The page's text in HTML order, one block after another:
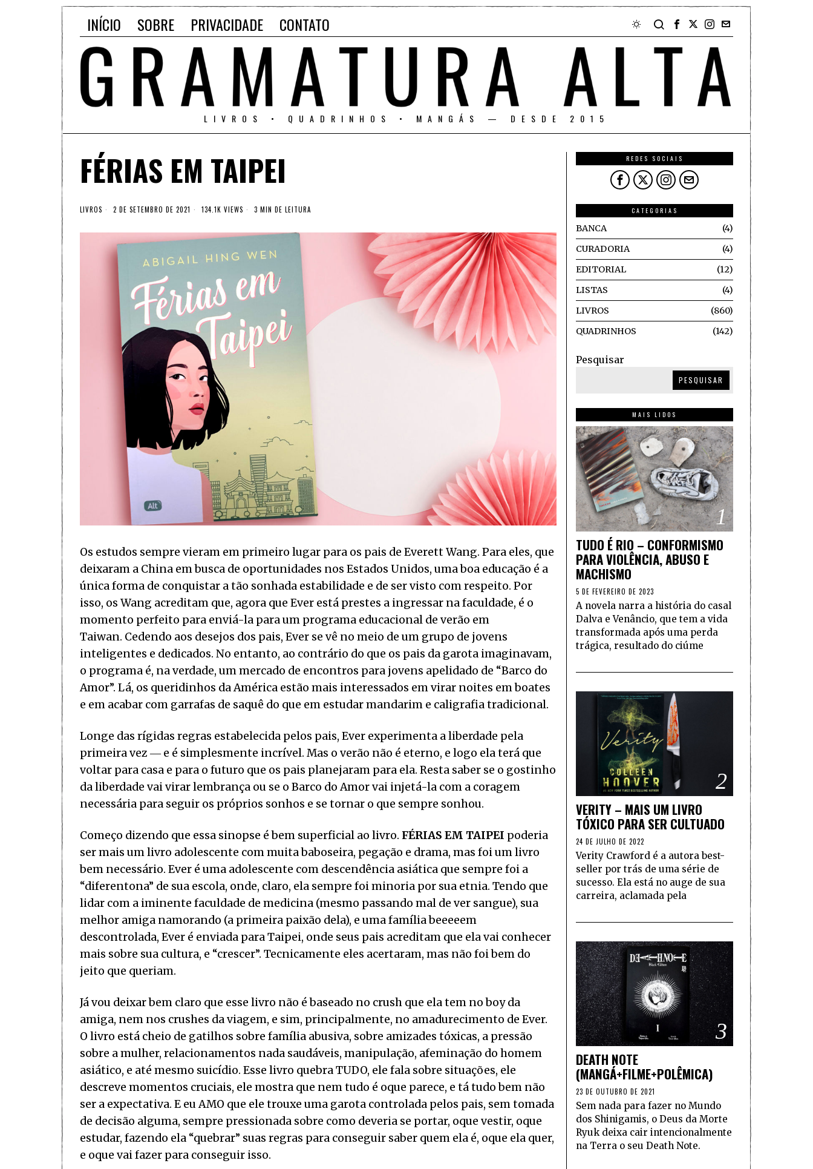
INÍCIO SOBRE PRIVACIDADE CONTATO
LIVROS • QUADRINHOS • MANGÁS — DESDE 2015
FÉRIAS EM TAIPEI
LIVROS 2 DE SETEMBRO DE 2021 134.1K VIEWS 3 MIN DE LEITURA
Os estudos sempre vieram em primeiro lugar para os pais de Everett Wang. Para eles, que
deixaram a China em busca de oportunidades nos Estados Unidos, uma boa educação é a
única forma de conquistar a tão sonhada estabilidade e de ser visto com respeito. Por
isso, os Wang acreditam que, agora que Ever está prestes a ingressar na faculdade, é o
momento perfeito para enviá-la para um programa educacional de verão em
Taiwan. Cedendo aos desejos dos pais, Ever se vê no meio de um grupo de jovens
inteligentes e dedicados. No entanto, ao contrário do que os pais da garota imaginavam,
o programa é, na verdade, um mercado de encontros para jovens apelidado de “Barco do
Amor”. Lá, os queridinhos da América estão mais interessados em virar noites em boates
e em acabar com garrafas de saquê do que em estudar mandarim e caligrafia tradicional.
Longe das rígidas regras estabelecida pelos pais, Ever experimenta a liberdade pela
primeira vez ― e é simplesmente incrível. Mas o verão não é eterno, e logo ela terá que
voltar para casa e para o futuro que os pais planejaram para ela. Resta saber se o gostinho
da liberdade vai virar lembrança ou se o Barco do Amor vai injetá-la com a coragem
necessária para seguir os próprios sonhos e se tornar o que sempre sonhou.
Começo dizendo que essa sinopse é bem superficial ao livro. FÉRIAS EM TAIPEI poderia
ser mais um livro adolescente com muita baboseira, pegação e drama, mas foi um livro
bem necessário. Ever é uma adolescente com descendência asiática que sempre foi a
“diferentona” de sua escola, onde, claro, ela sempre foi minoria por sua etnia. Tendo que
lidar com a iminente faculdade de medicina (mesmo passando mal de ver sangue), sua
melhor amiga namorando (a primeira paixão dela), e uma família beeeeem
descontrolada, Ever é enviada para Taipei, onde seus pais acreditam que ela vai conhecer
mais sobre sua cultura, e “crescer”. Tecnicamente eles acertaram, mas não foi bem do
jeito que queriam.
Já vou deixar bem claro que esse livro não é baseado no crush que ela tem no boy da
amiga, nem nos crushes da viagem, e sim, principalmente, no amadurecimento de Ever.
O livro está cheio de gatilhos sobre família abusiva, sobre amizades tóxicas, a pressão
sobre a mulher, relacionamentos nada saudáveis, manipulação, afeminação do homem
asiático, e até mesmo suicídio. Esse livro quebra TUDO, ele fala sobre situações, ele
descreve momentos cruciais, ele mostra que nem tudo é oque parece, e tá tudo bem não
ser a expectativa. E eu AMO que ele trouxe uma garota controlada pelos pais, sem tomada
de decisão alguma, sempre pressionada sobre como deveria se portar, oque vestir, oque
estudar, fazendo ela “quebrar” suas regras para conseguir saber quem ela é, oque ela quer,
e oque vai fazer para conseguir isso.
REDES SOCIAIS
CATEGORIAS
BANCA
4
CURADORIA
4
EDITORIAL
12
LISTAS
4
LIVROS
860
QUADRINHOS
142
Pesquisar
PESQUISAR
MAIS LIDOS
1
TUDO É RIO – CONFORMISMO
PARA VIOLÊNCIA, ABUSO E
MACHISMO
5 DE FEVEREIRO DE 2023
A novela narra a história do casal
Dalva e Venâncio, que tem a vida
transformada após uma perda
trágica, resultado do ciúme
2
VERITY – MAIS UM LIVRO
TÓXICO PARA SER CULTUADO
24 DE JULHO DE 2022
Verity Crawford é a autora best-
seller por trás de uma série de
sucesso. Ela está no auge de sua
carreira, aclamada pela
3
DEATH NOTE
(MANGÁ+FILME+POLÊMICA)
23 DE OUTUBRO DE 2021
Sem nada para fazer no Mundo
dos Shinigamis, o Deus da Morte
Ryuk deixa cair intencionalmente
na Terra o seu Death Note.